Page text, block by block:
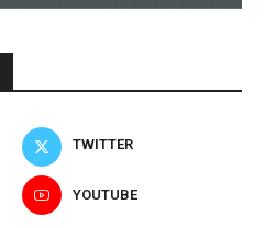
TWITTER
YOUTUBE